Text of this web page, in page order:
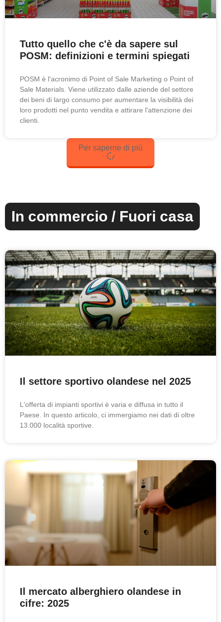
Tutto quello che c'è da sapere sul
POSM: definizioni e termini spiegati
POSM è l'acronimo di Point of Sale Marketing o Point of
Sale Materials. Viene utilizzato dalle aziende del settore
dei beni di largo consumo per aumentare la visibilità dei
loro prodotti nel punto vendita e attirare l'attenzione dei
clienti.
Per saperne di più
In commercio / Fuori casa
Il settore sportivo olandese nel 2025
L'offerta di impianti sportivi è varia e diffusa in tutto il
Paese. In questo articolo, ci immergiamo nei dati di oltre
13.000 località sportive.
Il mercato alberghiero olandese in
cifre: 2025